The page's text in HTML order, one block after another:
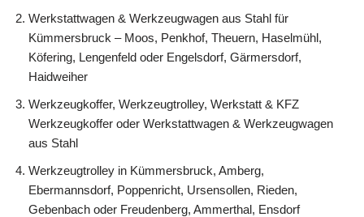
Werkstattwagen & Werkzeugwagen aus Stahl für
Kümmersbruck – Moos, Penkhof, Theuern, Haselmühl,
Köfering, Lengenfeld oder Engelsdorf, Gärmersdorf,
Haidweiher
Werkzeugkoffer, Werkzeugtrolley, Werkstatt & KFZ
Werkzeugkoffer oder Werkstattwagen & Werkzeugwagen
aus Stahl
Werkzeugtrolley in Kümmersbruck, Amberg,
Ebermannsdorf, Poppenricht, Ursensollen, Rieden,
Gebenbach oder Freudenberg, Ammerthal, Ensdorf